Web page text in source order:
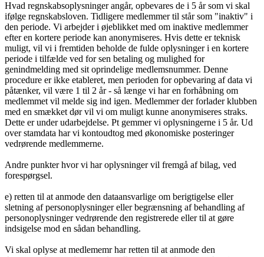
Hvad regnskabsoplysninger angår, opbevares de i 5 år som vi skal
ifølge regnskabsloven. Tidligere medlemmer til står som "inaktiv" i
den periode. Vi arbejder i øjeblikket med om inaktive medlemmer
efter en kortere periode kan anonymiseres. Hvis dette er teknisk
muligt, vil vi i fremtiden beholde de fulde oplysninger i en kortere
periode i tilfælde ved for sen betaling og mulighed for
genindmelding med sit oprindelige medlemsnummer. Denne
procedure er ikke etableret, men perioden for opbevaring af data vi
påtænker, vil være 1 til 2 år - så længe vi har en forhåbning om
medlemmet vil melde sig ind igen. Medlemmer der forlader klubben
med en smækket dør vil vi om muligt kunne anonymiseres straks.
Dette er under udarbejdelse. Pt gemmer vi oplysningerne i 5 år. Ud
over stamdata har vi kontoudtog med økonomiske posteringer
vedrørende medlemmerne.
Andre punkter hvor vi har oplysninger vil fremgå af bilag, ved
forespørgsel.
e) retten til at anmode den dataansvarlige om berigtigelse eller
sletning af personoplysninger eller begrænsning af behandling af
personoplysninger vedrørende den registrerede eller til at gøre
indsigelse mod en sådan behandling.
Vi skal oplyse at medlememr har retten til at anmode den